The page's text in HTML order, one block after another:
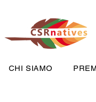
CHI SIAMO